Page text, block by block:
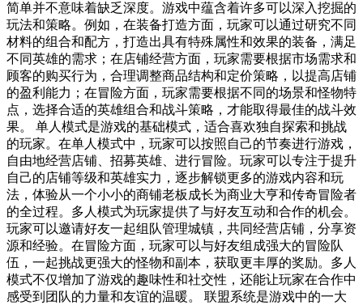
简单并不意味着缺乏深度。游戏中蕴含着许多可以深入挖掘的
玩法和策略。例如，在装备打造方面，玩家可以通过研究不同
材料的组合和配方，打造出具有特殊属性和效果的装备，满足
不同英雄的需求；在店铺经营方面，玩家需要根据市场需求和
顾客的购买行为，合理调整商品结构和定价策略，以提高店铺
的盈利能力；在冒险方面，玩家需要根据不同的场景和怪物特
点，选择合适的英雄组合和战斗策略，才能取得最佳的战斗效
果。 单人模式是游戏的基础模式，适合喜欢独自探索和挑战
的玩家。在单人模式中，玩家可以按照自己的节奏进行游戏，
自由地经营店铺、招募英雄、进行冒险。玩家可以专注于提升
自己的店铺等级和英雄实力，逐步解锁更多的游戏内容和玩
法，体验从一个小小的商铺老板成长为商业大亨和传奇冒险者
的全过程。多人模式为玩家提供了与好友互动和合作的机会。
玩家可以邀请好友一起组队管理城镇，共同经营店铺，分享资
源和经验。在冒险方面，玩家可以与好友组成强大的冒险队
伍，一起挑战更强大的怪物和副本，获取更丰厚的奖励。多人
模式不仅增加了游戏的趣味性和社交性，还能让玩家在合作中
感受到团队的力量和友谊的温暖。 联盟系统是游戏中的一大